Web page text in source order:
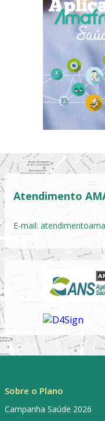
Atendimento
E-mail:
Sobre o Plano
Campanha Saúde 2026